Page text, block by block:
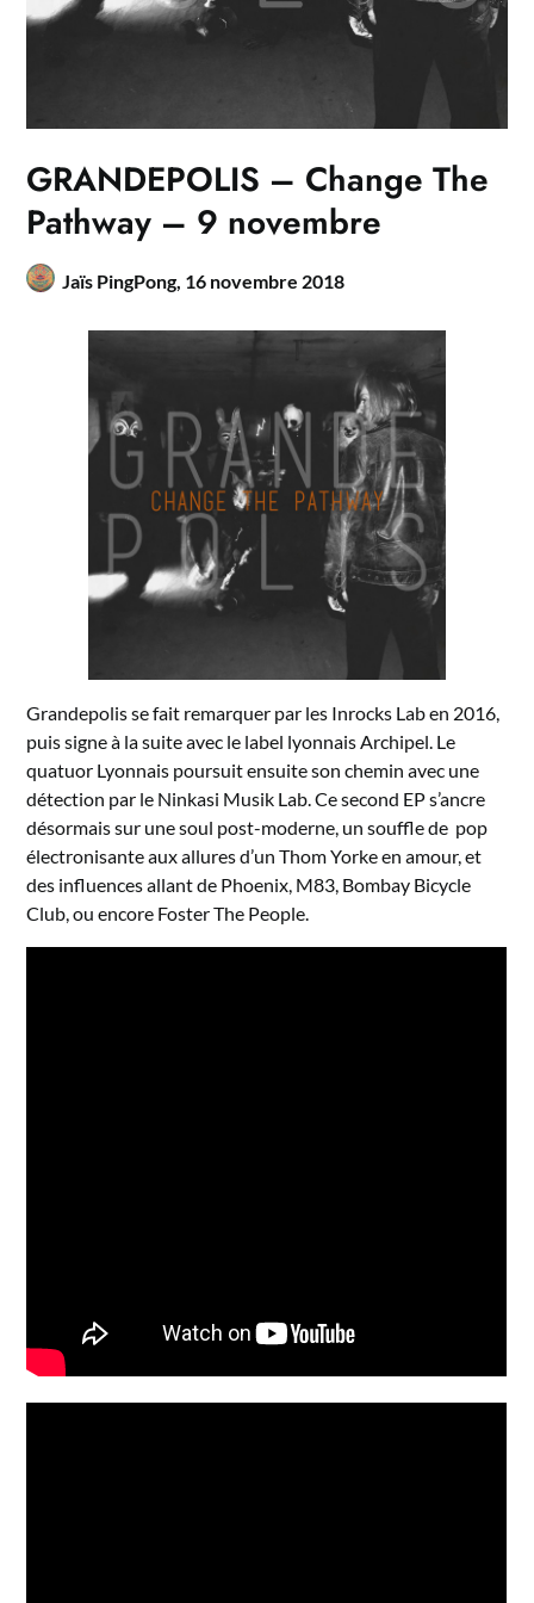
GRANDEPOLIS – Change The
Pathway – 9 novembre
Jaïs PingPong, 16 novembre 2018
Grandepolis se fait remarquer par les Inrocks Lab en 2016,
puis signe à la suite avec le label lyonnais Archipel. Le
quatuor Lyonnais poursuit ensuite son chemin avec une
détection par le Ninkasi Musik Lab. Ce second EP s’ancre
désormais sur une soul post-moderne, un souffle de pop
électronisante aux allures d’un Thom Yorke en amour, et
des influences allant de Phoenix, M83, Bombay Bicycle
Club, ou encore Foster The People.